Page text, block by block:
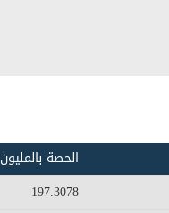
الحصة
197.3078